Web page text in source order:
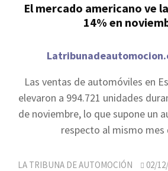
El mercado americano ve
14% en
Las ventas de automóviles en
elevaron a 994.721 unidades
de noviembre, lo que supone un
respecto al mismo mes
LA TRIBUNA DE AUTOMOCIÓN 02/